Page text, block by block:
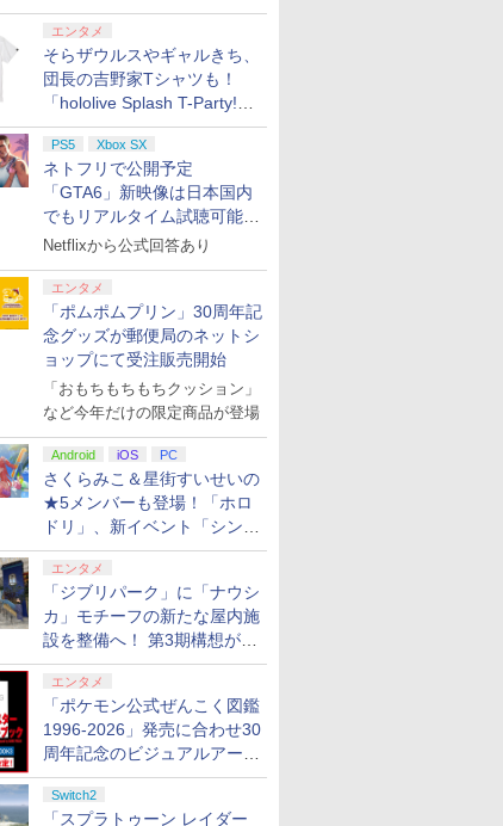
ャンペーン開催！
エンタメ
そらザウルスやギャルきち、
団長の吉野家Tシャツも！
「hololive Splash T-Party!」
全Tシャツラインナップ公開
＆オンライン販売開始
PS5 Xbox SX
ネトフリで公開予定
「GTA6」新映像は日本国内
でもリアルタイム試聴可能。
しかも日本語字幕付き
Netflixから公式回答あり
エンタメ
「ポムポムプリン」30周年記
念グッズが郵便局のネットシ
ョップにて受注販売開始
「おもちもちもちクッション」
など今年だけの限定商品が登場
Android iOS PC
さくらみこ＆星街すいせいの
★5メンバーも登場！「ホロ
ドリ」、新イベント「シンク
ロする夏のスパークル」がス
タート
エンタメ
「ジブリパーク」に「ナウシ
カ」モチーフの新たな屋内施
設を整備へ！ 第3期構想が公
開
エンタメ
「ポケモン公式ぜんこく図鑑
1996-2026」発売に合わせ30
周年記念のビジュアルアート
ブック3冊同時発売が決定
Switch2
「スプラトゥーン レイダー